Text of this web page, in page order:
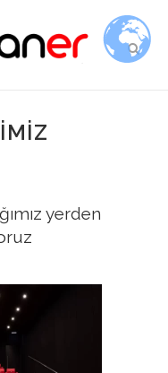
yerden